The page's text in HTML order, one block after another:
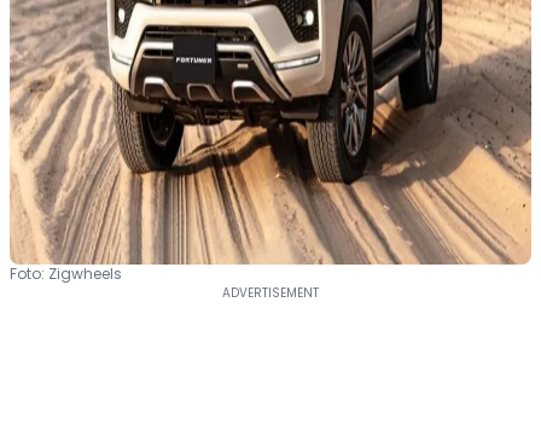
Foto: Zigwheels